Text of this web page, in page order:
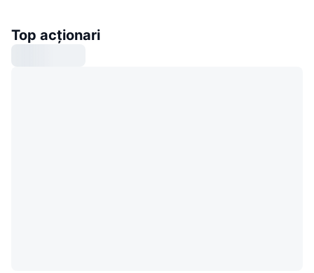
Top acționari